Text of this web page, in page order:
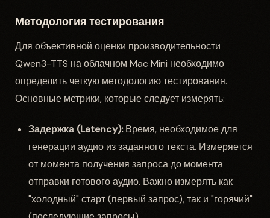
Методология тестирования
Для объективной оценки производительности
Qwen3-TTS на облачном Mac Mini необходимо
определить четкую методологию тестирования.
Основные метрики, которые следует измерять:
Задержка (Latency):Время, необходимое для
генерации аудио из заданного текста. Измеряется
от момента получения запроса до момента
отправки готового аудио. Важно измерять как
"холодный" старт (первый запрос), так и "горячий"